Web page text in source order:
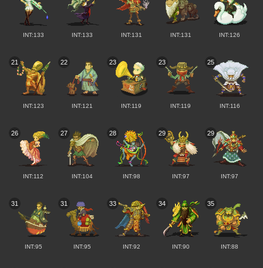
INT:133 INT:133 INT:131 INT:131 INT:126
21
INT:123
22
INT:121
23
INT:119
23
INT:119
25
INT:116
26
INT:112
27
INT:104
28
INT:98
29
INT:97
29
INT:97
31
INT:95
31
INT:95
33
INT:92
34
INT:90
35
INT:88